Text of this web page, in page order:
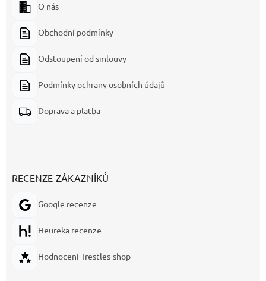
O nás
Obchodní podmínky
Odstoupení od smlouvy
Podmínky ochrany osobních údajů
Doprava a platba
RECENZE ZÁKAZNÍKŮ
Google recenze
Heureka recenze
Hodnocení Trestles-shop